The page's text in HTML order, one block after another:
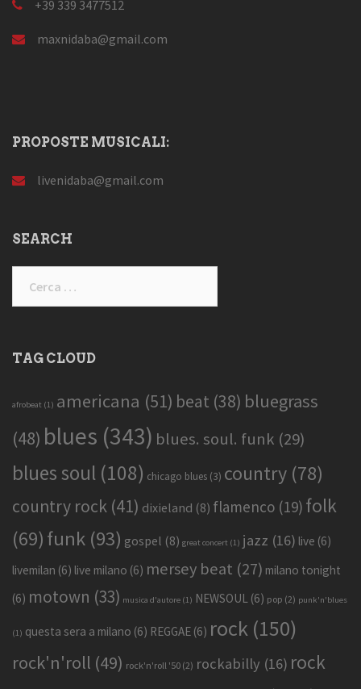
+39 339 3477512
maxnidaba@gmail.com
PROPOSTE MUSICALI:
livenidaba@gmail.com
SEARCH
TAG CLOUD
afrobeat (1) americana (51) beat (38) bluegrass
(48) blues (343) blues. soul. funk (29)
blues soul (108) chicago blues (3) country (78)
country rock (41) dixieland (8) flamenco (19) folk
(69) funk (93) gospel (8) great concert (1) jazz (16) live (6)
livemilan (6) live milano (6) mersey beat (27) milano tonight
(6) motown (33) musica d'autore (1) NEWSOUL (6) pop (2) punk'n'blues
(1) questa sera a milano (6) REGGAE (6) rock (150)
rock'n'roll (49) rock'n'roll '50 (2) rockabilly (16) rock